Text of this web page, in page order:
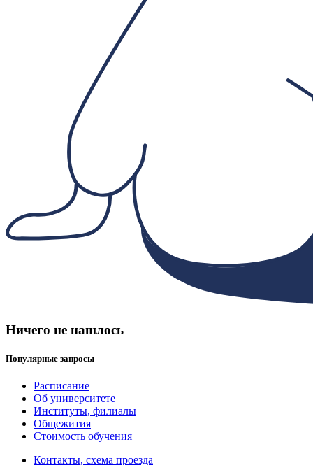
Ничего не нашлось
Популярные запросы
Расписание
Об университете
Институты, филиалы
Общежития
Стоимость обучения
Контакты, схема проезда